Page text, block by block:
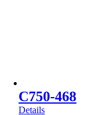
C750-468
Details